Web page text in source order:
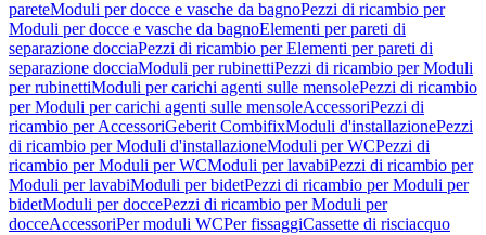
pareteModuli per docce e vasche da bagnoPezzi di ricambio per
Moduli per docce e vasche da bagnoElementi per pareti di
separazione docciaPezzi di ricambio per Elementi per pareti di
separazione docciaModuli per rubinettiPezzi di ricambio per Moduli
per rubinettiModuli per carichi agenti sulle mensolePezzi di ricambio
per Moduli per carichi agenti sulle mensoleAccessoriPezzi di
ricambio per AccessoriGeberit CombifixModuli d'installazionePezzi
di ricambio per Moduli d'installazioneModuli per WCPezzi di
ricambio per Moduli per WCModuli per lavabiPezzi di ricambio per
Moduli per lavabiModuli per bidetPezzi di ricambio per Moduli per
bidetModuli per doccePezzi di ricambio per Moduli per
docceAccessoriPer moduli WCPer fissaggiCassette di risciacquo